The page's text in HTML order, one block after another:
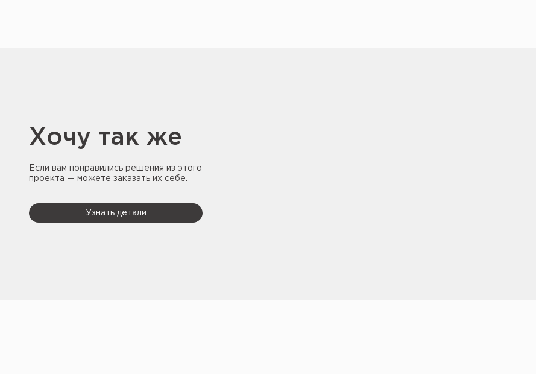
Хочу так же
Если вам понравились решения из этого
проекта — можете заказать их себе.
Узнать детали